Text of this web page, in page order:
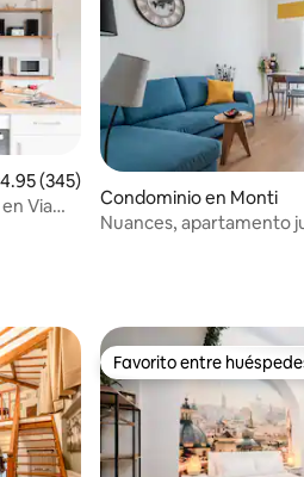
promedio: 4.95 de 5; 345
4.95 (345)
Via
Condominio en Monti
Nuances, apartamento
Favorito entre
Favorito entre